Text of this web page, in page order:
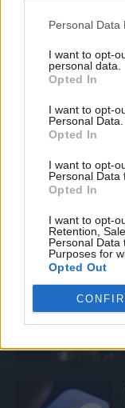
Personal Data
I want to opt-
personal data.
Opted In
I want to opt-
Personal Data.
Opted In
I want to opt-
Personal Data
Opted In
I want to opt-
Retention,
Personal Data
Purposes for
Opted Out
TOP TRENDS